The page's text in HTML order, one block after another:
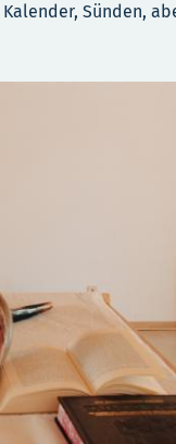
Sünden,